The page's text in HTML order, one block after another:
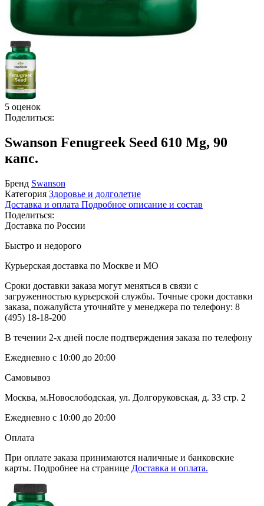
5 оценок
Поделиться:
Swanson Fenugreek Seed 610 Mg, 90
капс.
Бренд Swanson
Категория Здоровье и долголетие
Доставка и оплата Подробное описание и состав
Поделиться:
Доставка по России
Быстро и недорого
Курьерская доставка по Москве и МО
Сроки доставки заказа могут меняться в связи с
загруженностью курьерской службы. Точные сроки доставки
заказа, пожалуйста уточняйте у менеджера по телефону: 8
(495) 18-18-200
В течении 2-х дней после подтверждения заказа по телефону
Ежедневно с 10:00 до 20:00
Самовывоз
Москва, м.Новослободская, ул. Долгоруковская, д. 33 стр. 2
Ежедневно с 10:00 до 20:00
Оплата
При оплате заказа принимаются наличные и банковские
карты. Подробнее на странице Доставка и оплата.